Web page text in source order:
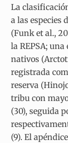
La
a las especies
(Funk et al.,
la REPSA;
nativos
registrada
reserva
tribu con
(30), seguida
(9). El